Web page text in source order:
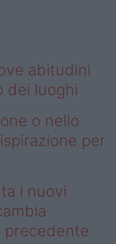
abitudini
dei luoghi
o nello
per
i nuovi
precedente